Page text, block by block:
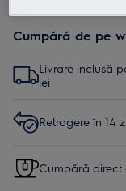
Cumpără de pe
Livrare inclusă
lei
Retragere în 14
Cumpără direct